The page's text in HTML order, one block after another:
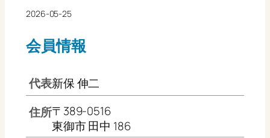
2026-05-25
会員情報
代表新保 伸二
住所〒389-0516
東御市 田中 186